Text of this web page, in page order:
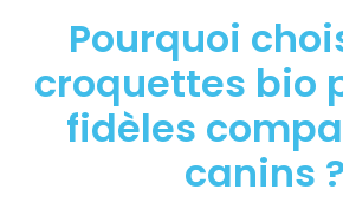
Pourquoi
croquettes bio
fidèles
canins ?